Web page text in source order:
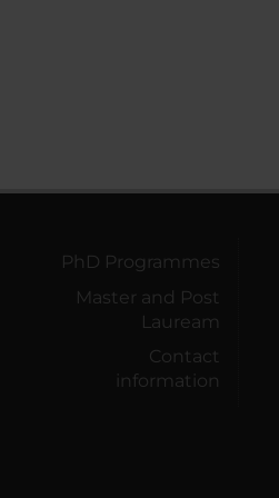
PhD Programmes
Master and Post
Lauream
Contact
information